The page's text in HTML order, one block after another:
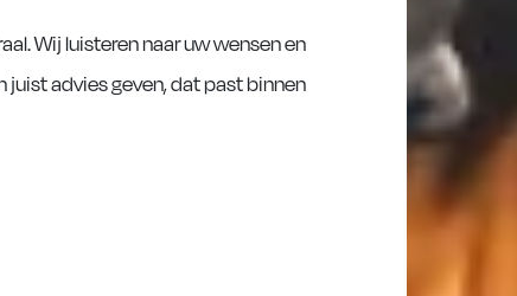
Wij luisteren naar uw wensen en
juist advies geven, dat past binnen